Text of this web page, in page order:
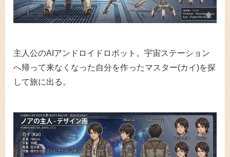
主人公のAIアンドロイドロボット。宇宙ステーション
へ帰って来なくなった自分を作ったマスター(カイ)を探
して旅に出る。